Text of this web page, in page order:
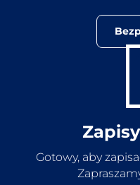
Gotowy, aby